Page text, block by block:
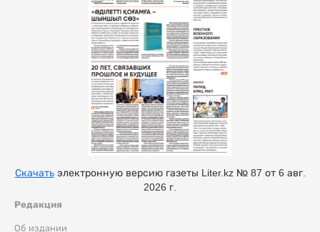
Редакция
Об издании
Скачатьэлектронную версию газеты Liter.kz № 87 от 6 авг.
2026 г.